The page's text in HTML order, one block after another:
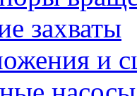
захваты
и